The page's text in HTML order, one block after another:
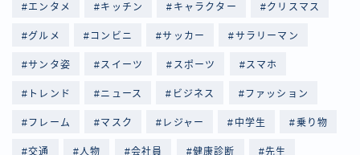
エンタメ キッチン キャラクター クリスマス
グルメ コンビニ サッカー サラリーマン
サンタ姿 スイーツ スポーツ スマホ
トレンド ニュース ビジネス ファッション
フレーム マスク レジャー 中学生 乗り物
交通 人物 会社員 健康診断 先生